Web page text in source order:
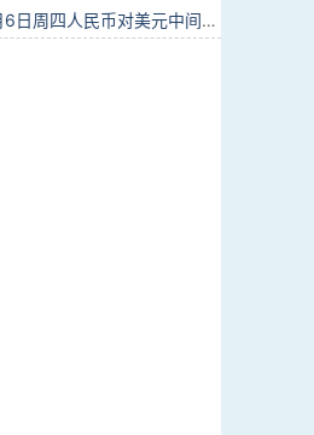
2026年8月6日周四人民币对美元中间价报6.7895调贬6个基点